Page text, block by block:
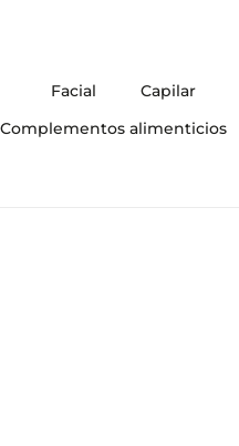
Facial Capilar
Complementos alimenticios